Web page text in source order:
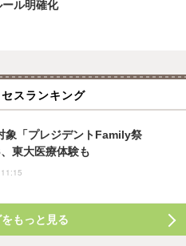
ル明確化
スランキング
象「プレジデントFamily祭
東大医療体験も
もっと見る